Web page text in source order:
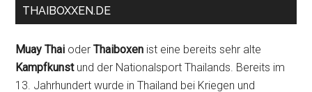
THAIBOXXEN.DE
Muay Thai oderThaiboxen ist eine bereits sehr alte
Kampfkunstund der Nationalsport Thailands. Bereits im
13. Jahrhundert wurde in Thailand bei Kriegen und